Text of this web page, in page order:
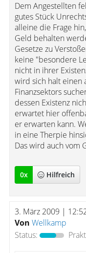
Dem Angestellten
gutes Stück
alleine die Frage
Geld behalten
Gesetze zu
keine "besondere
nicht in ihrer
wird sich halt einen
Finanzsektors
dessen Existenz
erwartet hier
er erwarten kann.
in eine Therpie
Das wird auch vom
0x Hilfreich
3. März 2009 |
Von Wellkamp
Status: